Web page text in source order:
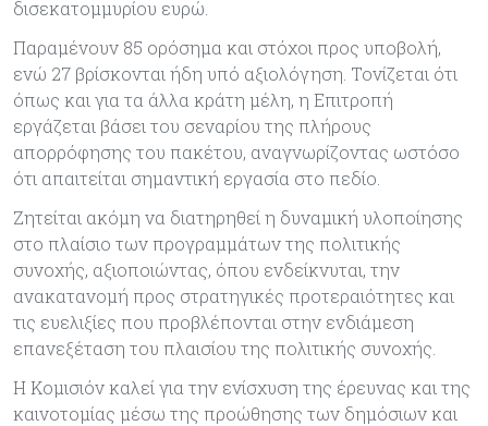
δισεκατομμυρίου ευρώ.
Παραμένουν 85 ορόσημα και στόχοι προς υποβολή,
ενώ 27 βρίσκονται ήδη υπό αξιολόγηση. Τονίζεται ότι
όπως και για τα άλλα κράτη μέλη, η Επιτροπή
εργάζεται βάσει του σεναρίου της πλήρους
απορρόφησης του πακέτου, αναγνωρίζοντας ωστόσο
ότι απαιτείται σημαντική εργασία στο πεδίο.
Ζητείται ακόμη να διατηρηθεί η δυναμική υλοποίησης
στο πλαίσιο των προγραμμάτων της πολιτικής
συνοχής, αξιοποιώντας, όπου ενδείκνυται, την
ανακατανομή προς στρατηγικές προτεραιότητες και
τις ευελιξίες που προβλέπονται στην ενδιάμεση
επανεξέταση του πλαισίου της πολιτικής συνοχής.
Η Κομισιόν καλεί για την ενίσχυση της έρευνας και της
καινοτομίας μέσω της προώθησης των δημόσιων και